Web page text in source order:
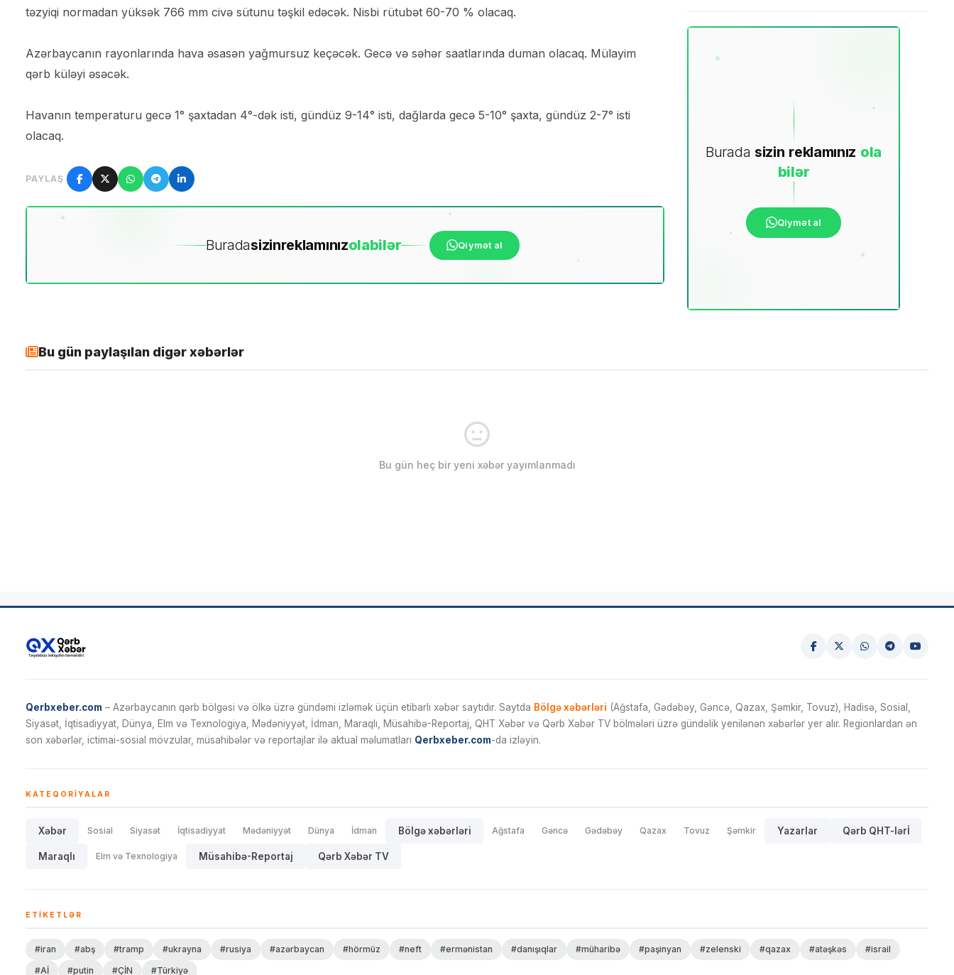
təzyiqi normadan yüksək 766 mm civə sütunu təşkil edəcək. Nisbi rütubət 60-70 % olacaq.
Azərbaycanın rayonlarında hava əsasən yağmursuz keçəcək. Gecə və səhər saatlarında duman olacaq. Mülayim
qərb küləyi əsəcək.
Havanın temperaturu gecə 1° şaxtadan 4°-dək isti, gündüz 9-14° isti, dağlarda gecə 5-10° şaxta, gündüz 2-7° isti
olacaq.
PAYLAŞ
Buradasizinreklamınızolabilər Qiymət al
Burada sizin reklamınız ola
bilər
Qiymət al
Bu gün paylaşılan digər xəbərlər
Bu gün heç bir yeni xəbər yayımlanmadı
Qerbxeber.com – Azərbaycanın qərb bölgəsi və ölkə üzrə gündəmi izləmək üçün etibarlı xəbər saytıdır. Saytda Bölgə xəbərləri (Ağstafa, Gədəbəy, Gəncə, Qazax, Şəmkir, Tovuz), Hadisə, Sosial,
Siyasət, İqtisadiyyat, Dünya, Elm və Texnologiya, Mədəniyyət, İdman, Maraqlı, Müsahibə-Reportaj, QHT Xəbər və Qərb Xəbər TV bölmələri üzrə gündəlik yenilənən xəbərlər yer alır. Regionlardan ən
son xəbərlər, ictimai-sosial mövzular, müsahibələr və reportajlar ilə aktual məlumatları Qerbxeber.com-da izləyin.
KATEQORIYALAR
Xəbər Sosial Siyasət İqtisadiyyat Mədəniyyət Dünya İdman Bölgə xəbərləri Ağstafa Gəncə Gədəbəy Qazax Tovuz Şəmkir Yazarlar Qərb QHT-lərİ
Maraqlı Elm və Texnologiya Müsahibə-Reportaj Qərb Xəbər TV
ETIKETLƏR
#iran #abş #tramp #ukrayna #rusiya #azərbaycan #hörmüz #neft #ermənistan #danışıqlar #müharibə #paşinyan #zelenski #qazax #atəşkəs
#israil
#Aİ
#putin #ÇİN #Türkiyə